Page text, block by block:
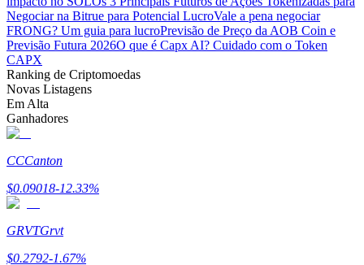
Aprenda como se manter lucrativo
Negociar na Bitrue para Potencial LucroVale a pena negociar
FRONG? Um guia para lucroPrevisão de Preço da AOB Coin e
Previsão Futura 2026O que é Capx AI? Cuidado com o Token
CAPX
Ranking de Criptomoedas
Novas Listagens
Em Alta
Ganhadores
CCCanton
$0.09018-12.33%
GRVTGrvt
$0.2792-1.67%